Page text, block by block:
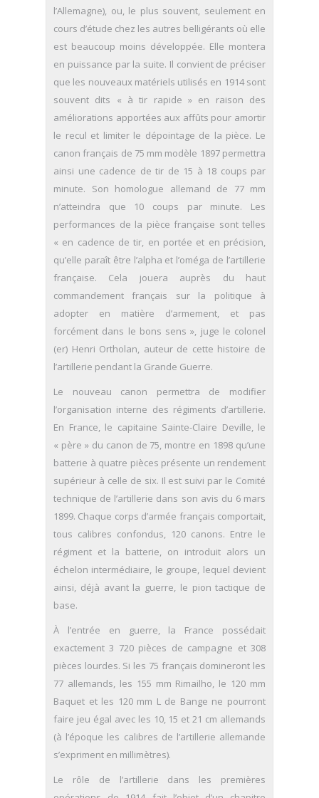
l’Allemagne), ou, le plus souvent, seulement en
cours d’étude chez les autres belligérants où elle
est beaucoup moins développée. Elle montera
en puissance par la suite. Il convient de préciser
que les nouveaux matériels utilisés en 1914 sont
souvent dits « à tir rapide » en raison des
améliorations apportées aux affûts pour amortir
le recul et limiter le dépointage de la pièce. Le
canon français de 75 mm modèle 1897 permettra
ainsi une cadence de tir de 15 à 18 coups par
minute. Son homologue allemand de 77 mm
n’atteindra que 10 coups par minute. Les
performances de la pièce française sont telles
« en cadence de tir, en portée et en précision,
qu’elle paraît être l’alpha et l’oméga de l’artillerie
française. Cela jouera auprès du haut
commandement français sur la politique à
adopter en matière d’armement, et pas
forcément dans le bons sens », juge le colonel
(er) Henri Ortholan, auteur de cette histoire de
l’artillerie pendant la Grande Guerre.
Le nouveau canon permettra de modifier
l’organisation interne des régiments d’artillerie.
En France, le capitaine Sainte-Claire Deville, le
« père » du canon de 75, montre en 1898 qu’une
batterie à quatre pièces présente un rendement
supérieur à celle de six. Il est suivi par le Comité
technique de l’artillerie dans son avis du 6 mars
1899. Chaque corps d’armée français comportait,
tous calibres confondus, 120 canons. Entre le
régiment et la batterie, on introduit alors un
échelon intermédiaire, le groupe, lequel devient
ainsi, déjà avant la guerre, le pion tactique de
base.
À l’entrée en guerre, la France possédait
exactement 3 720 pièces de campagne et 308
pièces lourdes. Si les 75 français domineront les
77 allemands, les 155 mm Rimailho, le 120 mm
Baquet et les 120 mm L de Bange ne pourront
faire jeu égal avec les 10, 15 et 21 cm allemands
(à l’époque les calibres de l’artillerie allemande
s’expriment en millimètres).
Le rôle de l’artillerie dans les premières